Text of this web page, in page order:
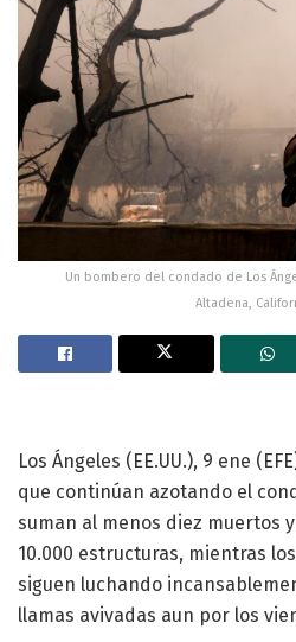
Un bombero del condado de Los
Altadena,
Los Ángeles (EE.UU.), 9 ene
que continúan azotando el
suman al menos diez muertos
10.000 estructuras, mientras
siguen luchando
llamas avivadas aun por los